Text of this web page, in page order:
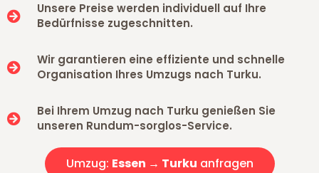
Unsere Preise werden individuell auf Ihre
Bedürfnisse zugeschnitten.
Wir garantieren eine effiziente und schnelle
Organisation Ihres Umzugs nach Turku.
Bei Ihrem Umzug nach Turku genießen Sie
unseren Rundum-sorglos-Service.
Umzug: Essen → Turku anfragen